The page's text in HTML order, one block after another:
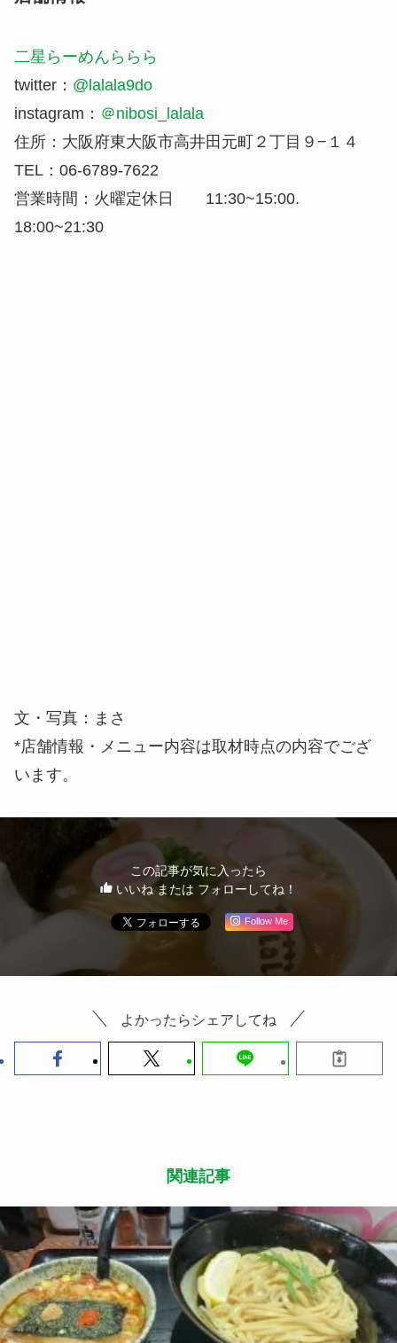
二星らーめんららら
twitter： @lalala9do
instagram： ＠nibosi_lalala
住所：大阪府東大阪市高井田元町２丁目９−１４
TEL：06-6789-7622
営業時間：火曜定休日 11:30~15:00.
18:00~21:30
文・写真：まさ
*店舗情報・メニュー内容は取材時点の内容でござ
います。
この記事が気に入ったら
いいね または フォローしてね！
Follow Me
よかったらシェアしてね
関連記事